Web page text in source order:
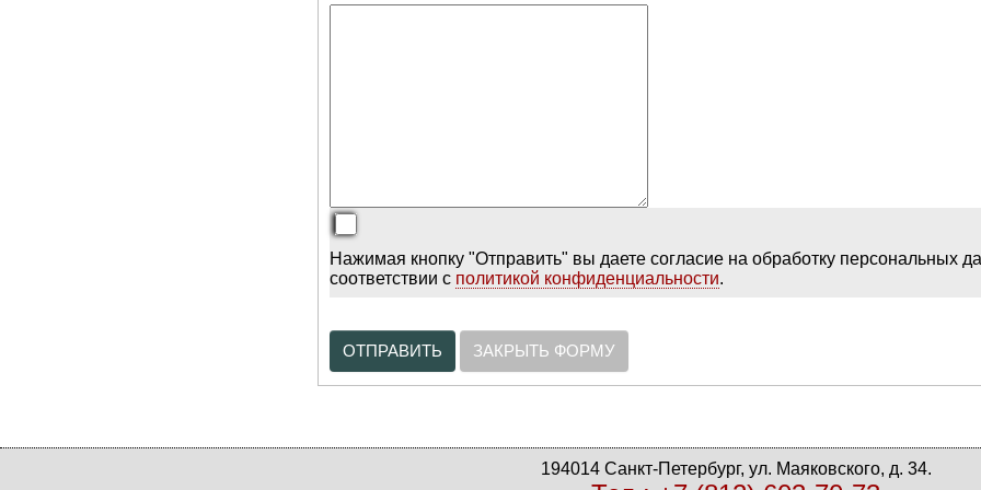
Нажимая кнопку "Отправить" вы даете согласие на обработку персональных
соответствии с политикой конфиденциальности.
ОТПРАВИТЬ ЗАКРЫТЬ ФОРМУ
194014 Санкт-Петербург, ул. Маяковского, д. 34.